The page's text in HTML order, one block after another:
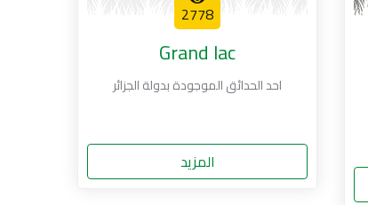
2778
Grand lac
احد الحدائق الموجودة بدولة الجزائر
المزيد